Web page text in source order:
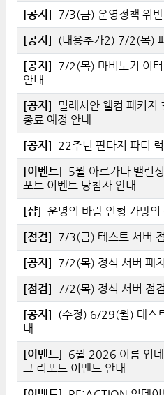
[공지 ] 7/3(금) 운영정책 위
[공지 ] (내용추가2) 7/2(목)
[공지 ] 7/2(목) 마비노기 이
안내
[공지 ] 밀레시안 웰컴 패키지
종료 예정 안내
[공지 ] 22주년 판타지 파티
[이벤트] 5월 아르카나 밸런
포트 이벤트 당첨자 안내
[샵] 운명의 바람 인형 가방의
[점검] 7/3(금) 테스트 서버
[공지 ] 7/2(목) 정식 서버 패
[점검] 7/2(목) 정식 서버 점
[공지 ] (수정) 6/29(월) 테스
내
[이벤트] 6월 2026 여름 업
그 리포트 이벤트 안내